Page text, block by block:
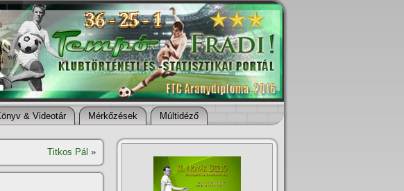
& Videotár Mérkőzések Múltidéző
Titkos Pál »